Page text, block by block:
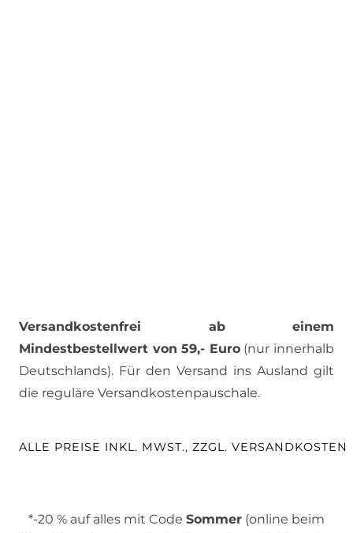
Versandkostenfrei ab einem
Mindestbestellwert von 59,- Euro(nur innerhalb
Deutschlands). Für den Versand ins Ausland gilt
die reguläre Versandkostenpauschale.
ALLE PREISE INKL. MWST., ZZGL. VERSANDKOSTEN
*-20 % auf alles mit Code Sommer (online beim